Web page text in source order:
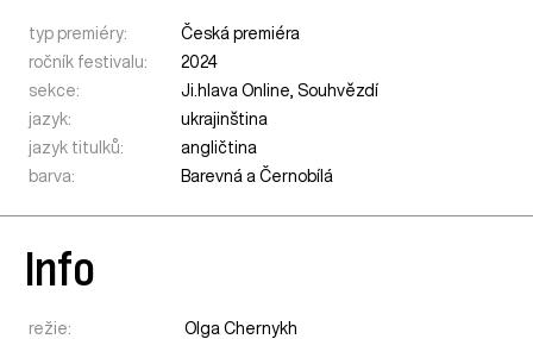
typ premiéry:
Česká premiéra
ročník festivalu:
2024
sekce:
Ji.hlava Online,Souhvězdí
jazyk:
ukrajinština
jazyk titulků:
angličtina
barva:
Barevná a Černobílá
Info
režie:
Olga Chernykh